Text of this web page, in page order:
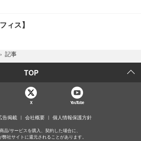
ィス】
› 記事
TOP
X YouTube
告掲載 会社概要 個人情報保護方針
品/サービスを購入、契約した場合に、
弊社サイトに還元されることがあります。